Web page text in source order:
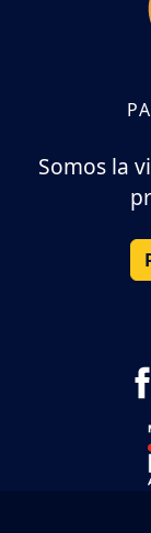
Somos la